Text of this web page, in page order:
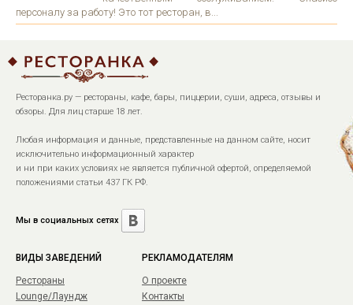
персоналу за работу! Это тот ресторан, в...
Ресторанка.ру — рестораны, кафе, бары, пиццерии, суши, адреса, отзывы и
обзоры. Для лиц старше 18 лет.
Любая информация и данные, представленные на данном сайте, носит
исключительно информационный характер
и ни при каких условиях не является публичной офертой, определяемой
положениями статьи 437 ГК РФ.
Мы в социальных сетях
ВИДЫ ЗАВЕДЕНИЙ
Рестораны
Lounge/Лаундж
РЕКЛАМОДАТЕЛЯМ
О проекте
Контакты